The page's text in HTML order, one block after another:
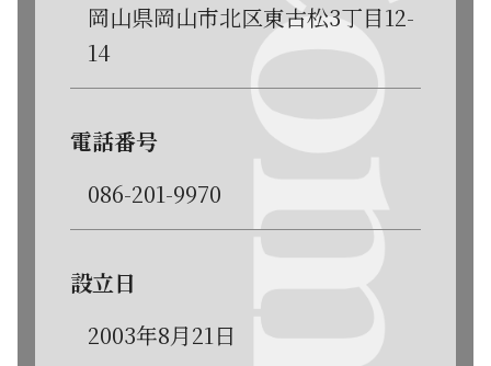
岡山県岡山市北区東古松3丁目12-
14
電話番号
086-201-9970
設立日
2003年8月21日